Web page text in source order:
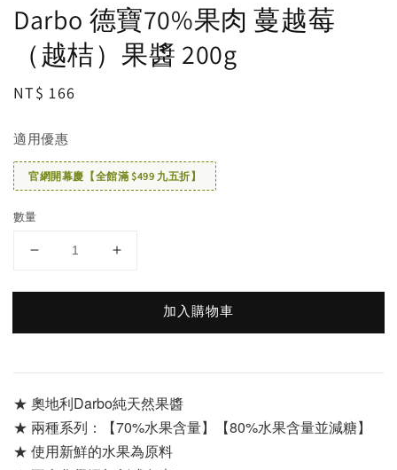
Darbo 德寶70%果肉 蔓越莓
（越桔）果醬 200g
Regular
NT$ 166
適用優惠
官網開幕慶【全館滿 $499 九五折】
數量
加入購物車
★ 奧地利Darbo純天然果醬
★ 兩種系列：【70%水果含量】【80%水果含量並減糖】
★ 使用新鮮的水果為原料